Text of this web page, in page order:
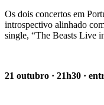
Os dois concertos em
introspectivo alinhado
single, “The Beasts Live
21 outubro · 21h30 ·